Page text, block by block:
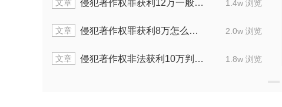
1.2w 浏览
文章 侵犯著作权罪获利12万的量刑标准有哪些
1.7w 浏览
文章 著作权侵权赔偿标准不清怎么办
1.7w 浏览
文章 被起诉作品侵权该如何处理